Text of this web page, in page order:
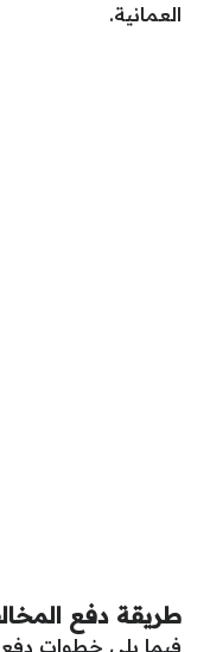
العمانية.
طريقة دفع
فيما يلي خطوات